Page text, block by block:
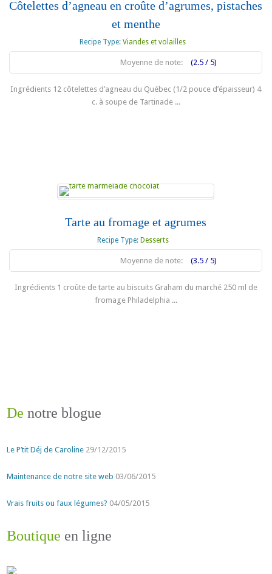
Côtelettes d’agneau en croûte d’agrumes, pistaches
et menthe
Recipe Type:Viandes et volailles
Moyenne de note: (2.5 / 5)
Ingrédients 12 côtelettes d’agneau du Québec (1/2 pouce d’épaisseur) 4
c. à soupe de Tartinade ...
Tarte au fromage et agrumes
Recipe Type: Desserts
Moyenne de note: (3.5 / 5)
Ingrédients 1 croûte de tarte au biscuits Graham du marché 250 ml de
fromage Philadelphia ...
De notre blogue
Le P’tit Déj de Caroline 29/12/2015
Maintenance de notre site web 03/06/2015
Vrais fruits ou faux légumes? 04/05/2015
Boutique en ligne